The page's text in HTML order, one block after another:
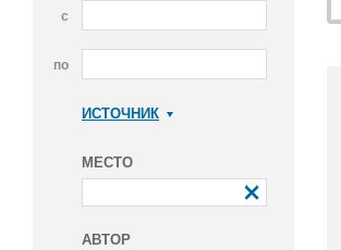
с
по
ИСТОЧНИК
МЕСТО
АВТОР